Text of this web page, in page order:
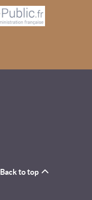
Back to top